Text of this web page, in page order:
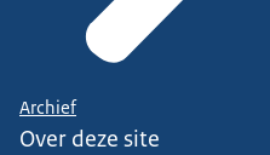
Archief
Over deze site